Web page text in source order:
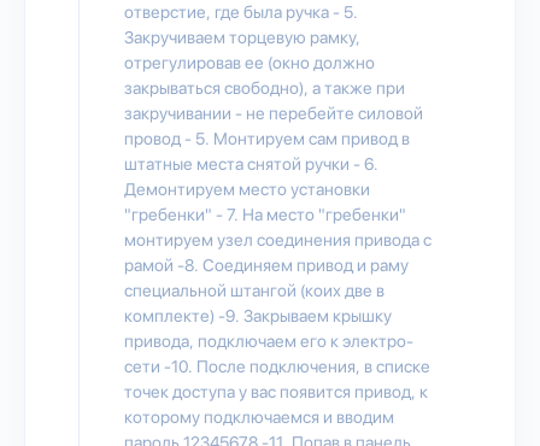
отверстие, где была ручка - 5.
Закручиваем торцевую рамку,
отрегулировав ее (окно должно
закрываться свободно), а также при
закручивании - не перебейте силовой
провод - 5. Монтируем сам привод в
штатные места снятой ручки - 6.
Демонтируем место установки
"гребенки" - 7. На место "гребенки"
монтируем узел соединения привода с
рамой -8. Соединяем привод и раму
специальной штангой (коих две в
комплекте) -9. Закрываем крышку
привода, подключаем его к электро-
сети -10. После подключения, в списке
точек доступа у вас появится привод, к
которому подключаемся и вводим
пароль 12345678 -11. Попав в панель